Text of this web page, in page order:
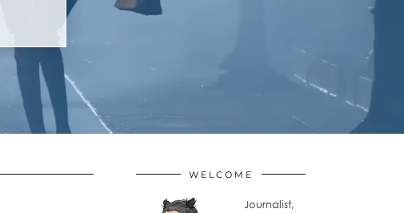
WELCOME
Journalist,